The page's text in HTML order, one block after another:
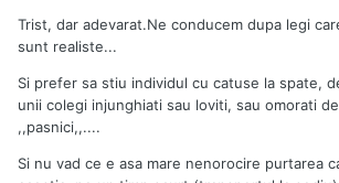
Trist, dar adevarat.Ne conducem dupa legi
sunt realiste...
Si prefer sa stiu individul cu catuse la spate,
unii colegi injunghiati sau loviti, sau omorati
,,pasnici,,....
Si nu vad ce e asa mare nenorocire purtarea